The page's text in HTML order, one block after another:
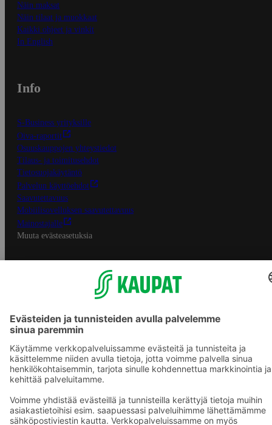
Näin maksat
Näin tilaat ja muokkaat
Kaikki ohjeet ja vinkit
In English
Info
S-Business yrityksille
Oiva-raportit
Osuuskauppojen yhteystiedot
Tilaus- ja toimitusehdot
Tietosuojakäytäntö
Palvelun käyttöehdot
Saavutettavuus
Mobiilisovelluksen saavutettavuus
Mainostajalle
Muuta evästeasetuksia
S-ryhmän palvelut
S-ryhmä
Asiakasomistajuus
Yhteishyvä Ruoka -sovellus
S-ostoslista -sovellus
Prisma.fi
Sokos.fi
S-Pankki
Yhteishyvä